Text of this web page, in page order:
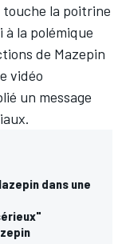
touche la poitrine
la polémique
de Mazepin
vidéo
un message
dans une